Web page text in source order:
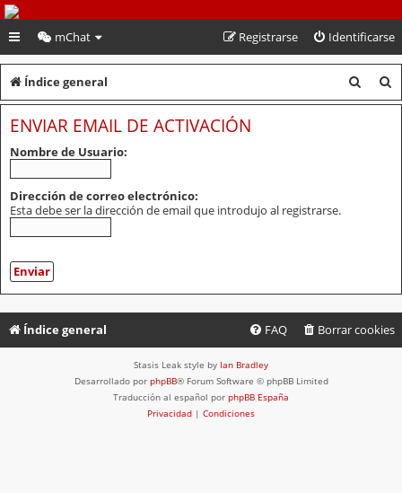
PeruVoley.com
mChat Identificarse
Registrarse
Índice general
u
u
ENVIAR EMAIL DE ACTIVACIÓN
Nombre de Usuario:
Dirección de correo electrónico:
Esta debe ser la dirección de email que introdujo al registrarse.
Índice general Borrar cookies
FAQ
Stasis Leak style by Ian Bradley
Desarrollado por phpBB® Forum Software © phpBB Limited
Traducción al español por phpBB España
Privacidad | Condiciones